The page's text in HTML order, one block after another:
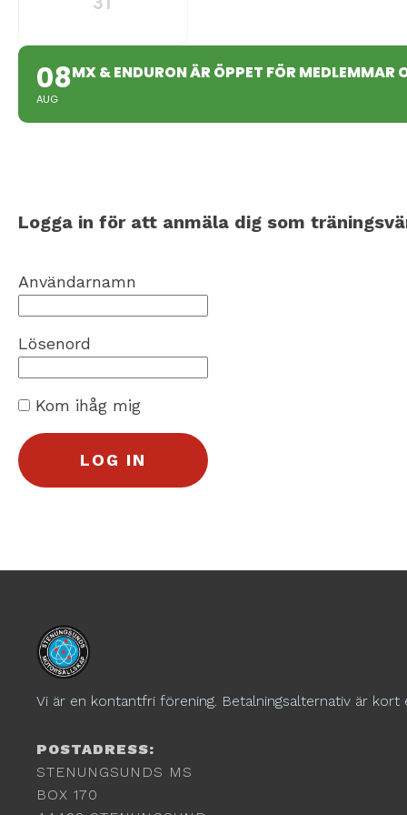
08
AUG
MX & ENDURON ÄR ÖPPET FÖR MEDLEMMAR
Logga in för att anmäla dig som
Användarnamn
Lösenord
Kom ihåg mig
Vi är en kontantfri förening. Betalningsalternativ är kort
POSTADRESS:
STENUNGSUNDS MS
BOX 170